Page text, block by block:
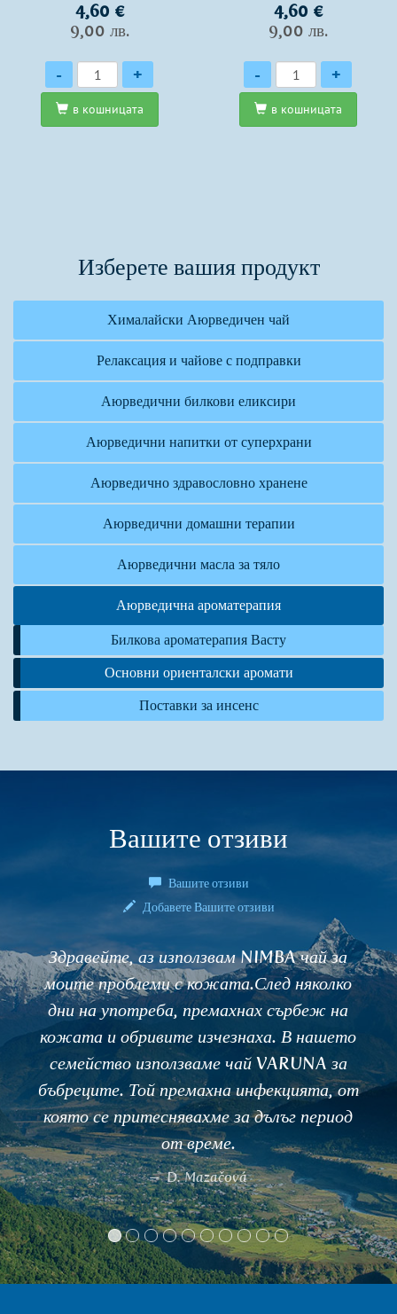
4,60 €
9,00 лв.
Количество
- +
в кошницата
4,60 €
9,00 лв.
Количество
- +
в кошницата
Изберете вашия продукт
Хималайски Аюрведичен чай
Релаксация и чайове с подправки
Аюрведични билкови еликсири
Аюрведични напитки от суперхрани
Аюрведично здравословно хранене
Аюрведични домашни терапии
Аюрведични масла за тяло
Аюрведична ароматерапия
Билкова ароматерапия Васту
Основни ориенталски аромати
Поставки за инсенс
Вашите отзиви
Вашите отзиви
Добавете Вашите отзиви
чай за
няколко
на
В нашето
за
от
период
Здравейте, чаят SHUNTI ме
моите дългогодишни
проблеми с газовете. Нищо
помагаше, само този
Jana